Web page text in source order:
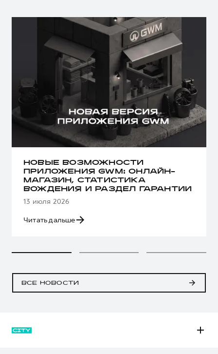
НОВЫЕ ВОЗМОЖНОСТИ
ПРИЛОЖЕНИЯ GWM: ОНЛАЙН-
МАГАЗИН, СТАТИСТИКА
ВОЖДЕНИЯ И РАЗДЕЛ ГАРАНТИИ
13 июля 2026
Читать дальше
ВСЕ НОВОСТИ